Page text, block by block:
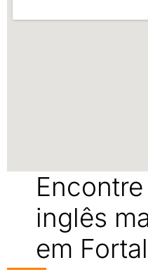
inglês
em